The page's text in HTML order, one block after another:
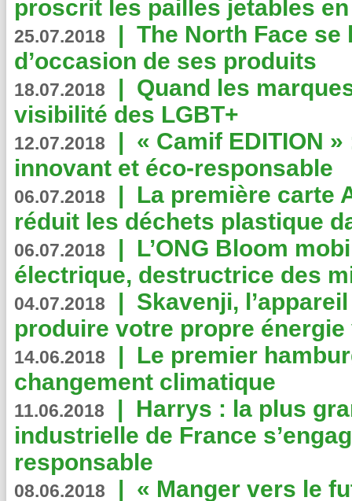
proscrit les pailles jetables
25.07.2018 | The North Face se
d’occasion de ses produits
18.07.2018 | Quand les
visibilité des LGBT+
12.07.2018 | « Camif EDITION
innovant et éco-responsable
06.07.2018 | La première carte
réduit les déchets plastique
06.07.2018 | L’ONG Bloom
électrique, destructrice des
04.07.2018 | Skavenji,
produire votre propre
14.06.2018 | Le premier
changement climatique
11.06.2018 | Harrys : la plus
industrielle de France
responsable
08.06.2018 | « Manger vers le